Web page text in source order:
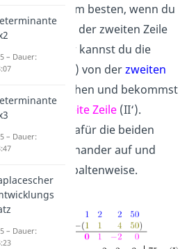
erreichst du am besten, wenn du
mit der Null in der zweiten Zeile
anfängst. Hier kannst du die
dritte Zeile
(III) von derzweiten
(II) abziehen und bekommst
eine
neue zweite Zeile(II‘).
Schreibe dir dafür die beiden
Zeilen untereinander auf und
subtrahiere spaltenweise.
– Dauer:
– Dauer:
– Dauer: